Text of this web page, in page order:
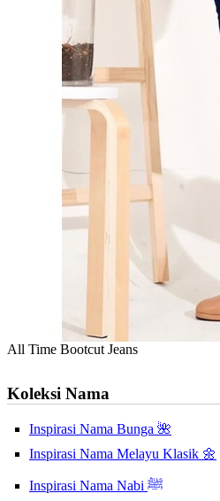
All Time Bootcut Jeans
Koleksi Nama
Inspirasi Nama Bunga 🌺
Inspirasi Nama Melayu Klasik 🌼
Inspirasi Nama Nabi ﷺ